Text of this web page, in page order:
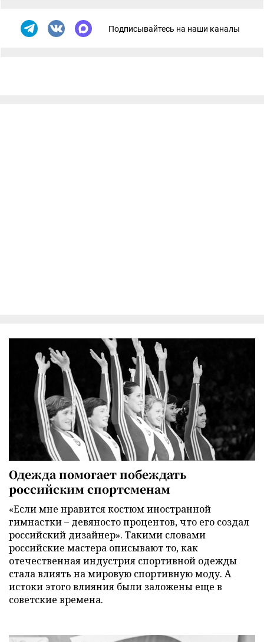
Подписывайтесь на наши каналы
Одежда помогает побеждать
российским спортсменам
«Если мне нравится костюм иностранной
гимнастки – девяносто процентов, что его создал
российский дизайнер». Такими словами
российские мастера описывают то, как
отечественная индустрия спортивной одежды
стала влиять на мировую спортивную моду. А
истоки этого влияния были заложены еще в
советские времена.